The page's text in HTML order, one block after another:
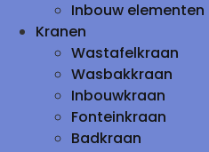
Inbouw elementen
Kranen
Wastafelkraan
Wasbakkraan
Inbouwkraan
Fonteinkraan
Badkraan